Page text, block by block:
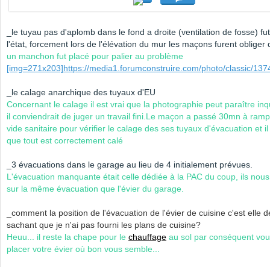
_le tuyau pas d'aplomb dans le fond a droite (ventilation de fosse)
l'état, forcement lors de l'élévation du mur les maçons furent obliger
un manchon fut placé pour palier au problème
[img=271x203]https://media1.forumconstruire.com/photo/classic/
_le calage anarchique des tuyaux d'EU
Concernant le calage il est vrai que la photographie peut paraître
il conviendrait de juger un travail fini.Le maçon a passé 30mn à
vide sanitaire pour vérifier le calage des ses tuyaux d'évacuation et
que tout est correctement calé
_3 évacuations dans le garage au lieu de 4 initialement prévues.
L'évacuation manquante était celle dédiée à la PAC du coup, ils
sur la même évacuation que l'évier du garage.
_comment la position de l'évacuation de l'évier de cuisine c'est elle
sachant que je n'ai pas fourni les plans de cuisine?
Heuu... il reste la chape pour le chauffage au sol par conséquent
placer votre évier où bon vous semble...